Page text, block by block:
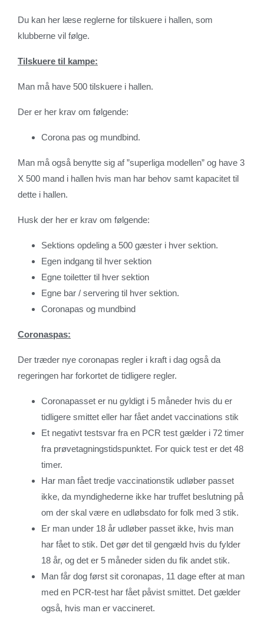
Du kan her læse reglerne for tilskuere i hallen, som
klubberne vil følge.
Tilskuere til kampe:
Man må have 500 tilskuere i hallen.
Der er her krav om følgende:
Corona pas og mundbind.
Man må også benytte sig af ”superliga modellen” og have 3
X 500 mand i hallen hvis man har behov samt kapacitet til
dette i hallen.
Husk der her er krav om følgende:
Sektions opdeling a 500 gæster i hver sektion.
Egen indgang til hver sektion
Egne toiletter til hver sektion
Egne bar / servering til hver sektion.
Coronapas og mundbind
Coronaspas:
Der træder nye coronapas regler i kraft i dag også da
regeringen har forkortet de tidligere regler.
Coronapasset er nu gyldigt i 5 måneder hvis du er
tidligere smittet eller har fået andet vaccinations stik
Et negativt testsvar fra en PCR test gælder i 72 timer
fra prøvetagningstidspunktet. For quick test er det 48
timer.
Har man fået tredje vaccinationstik udløber passet
ikke, da myndighederne ikke har truffet beslutning på
om der skal være en udløbsdato for folk med 3 stik.
Er man under 18 år udløber passet ikke, hvis man
har fået to stik. Det gør det til gengæld hvis du fylder
18 år, og det er 5 måneder siden du fik andet stik.
Man får dog først sit coronapas, 11 dage efter at man
med en PCR-test har fået påvist smittet. Det gælder
også, hvis man er vaccineret.